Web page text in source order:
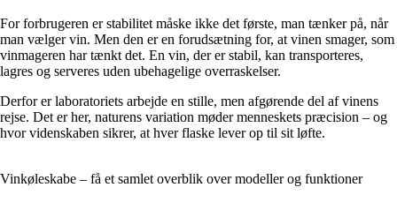
For forbrugeren er stabilitet måske ikke det første, man tænker på, når
man vælger vin. Men den er en forudsætning for, at vinen smager, som
vinmageren har tænkt det. En vin, der er stabil, kan transporteres,
lagres og serveres uden ubehagelige overraskelser.
Derfor er laboratoriets arbejde en stille, men afgørende del af vinens
rejse. Det er her, naturens variation møder menneskets præcision – og
hvor videnskaben sikrer, at hver flaske lever op til sit løfte.
Vinkøleskabe – få et samlet overblik over modeller og funktioner